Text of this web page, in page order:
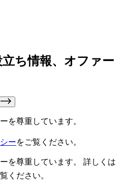
ち情報、オファー
を尊重しています。
ーをご覧ください。
を尊重しています。
詳しくは
ください。